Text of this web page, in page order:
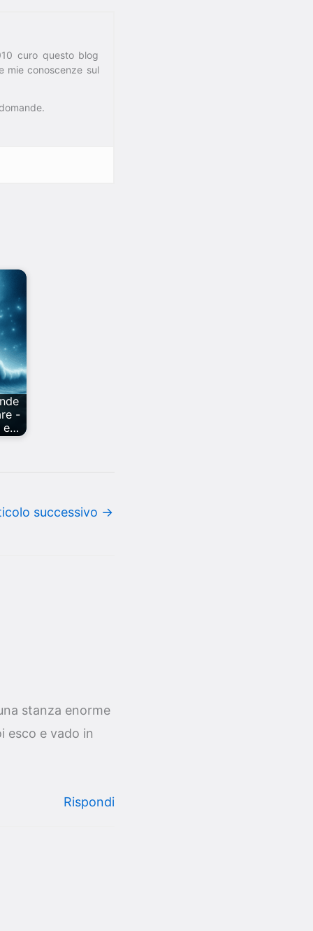
curo questo blog
mie conoscenze sul
-
e…
successivo →
stanza enorme
esco e vado in
Rispondi